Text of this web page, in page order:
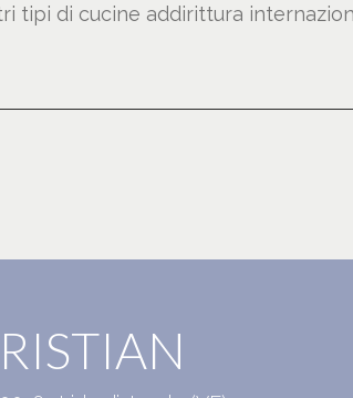
tipi di cucine addirittura